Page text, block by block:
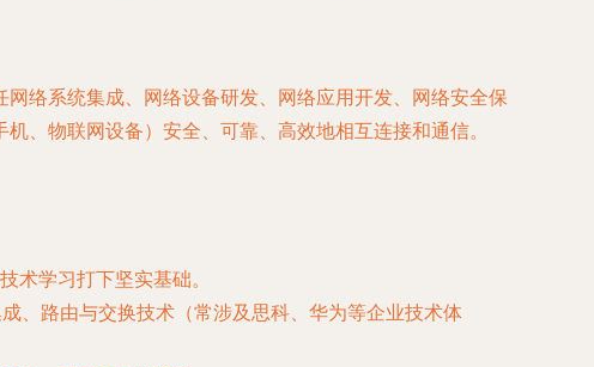
络系统集成、网络设备研发、网络应用开发、网络安全保
、物联网设备）安全、可靠、高效地相互连接和通信。
术学习打下坚实基础。
、路由与交换技术（常涉及思科、华为等企业技术体